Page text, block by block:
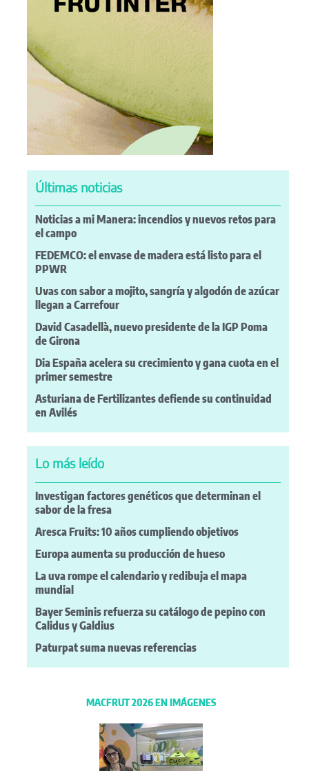
Últimas noticias
Noticias a mi Manera: incendios y nuevos retos para
el campo
FEDEMCO: el envase de madera está listo para el
PPWR
Uvas con sabor a mojito, sangría y algodón de azúcar
llegan a Carrefour
David Casadellà, nuevo presidente de la IGP Poma
de Girona
Dia España acelera su crecimiento y gana cuota en el
primer semestre
Asturiana de Fertilizantes defiende su continuidad
en Avilés
Lo más leído
Investigan factores genéticos que determinan el
sabor de la fresa
Aresca Fruits: 10 años cumpliendo objetivos
Europa aumenta su producción de hueso
La uva rompe el calendario y redibuja el mapa
mundial
Bayer Seminis refuerza su catálogo de pepino con
Calidus y Galdius
Paturpat suma nuevas referencias
MACFRUT 2026 EN IMÁGENES